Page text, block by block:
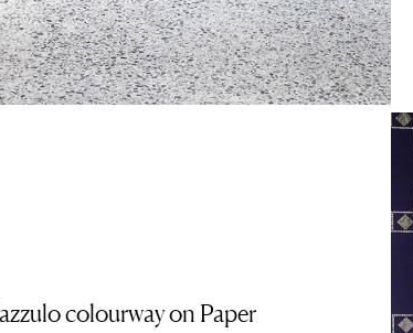
colourway on Paper